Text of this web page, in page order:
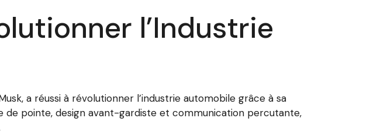
l’Industrie
a réussi à révolutionner l’industrie automobile grâce à sa
pointe, design avant-gardiste et communication percutante,